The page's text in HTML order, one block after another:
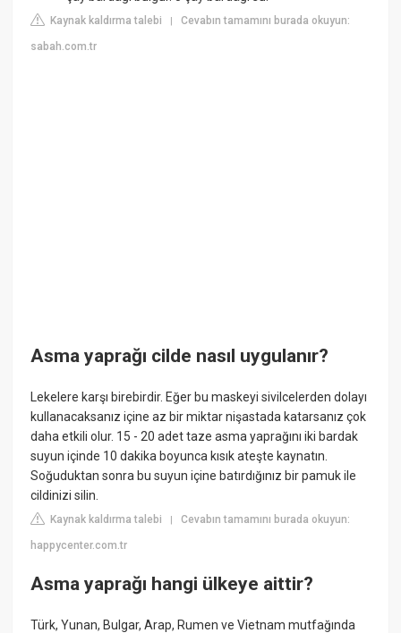
Kaynak kaldırma talebi |Cevabın tamamını burada okuyun:
sabah.com.tr
Asma yaprağı cilde nasıl uygulanır?
Lekelere karşı birebirdir. Eğer bu maskeyi sivilcelerden dolayı
kullanacaksanız içine az bir miktar nişastada katarsanız çok
daha etkili olur. 15 - 20 adet taze asma yaprağını iki bardak
suyun içinde 10 dakika boyunca kısık ateşte kaynatın.
Soğuduktan sonra bu suyun içine batırdığınız bir pamuk ile
cildinizi silin.
Kaynak kaldırma talebi |Cevabın tamamını burada okuyun:
happycenter.com.tr
Asma yaprağı hangi ülkeye aittir?
Türk, Yunan, Bulgar, Arap, Rumen ve Vietnam mutfağında